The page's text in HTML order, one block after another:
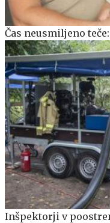
Čas neusmiljeno
Inšpektorji v